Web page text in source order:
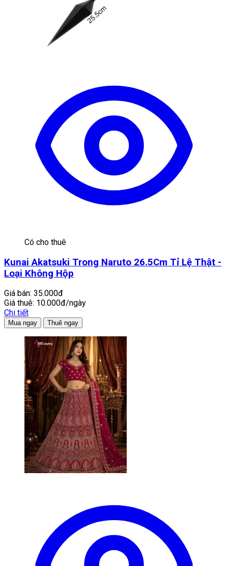
Có cho thuê
Kunai Akatsuki Trong Naruto 26.5Cm Tỉ Lệ Thật -
Loại Không Hộp
Giá bán: 35.000đ
Giá thuê: 10.000đ/ngày
Chi tiết
Mua ngay Thuê ngay